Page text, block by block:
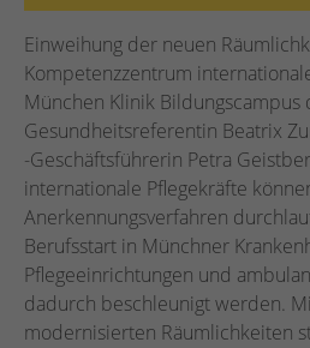
Einweihung der neuen
Kompetenzzentrum
München Klinik Bildungscampus
Gesundheitsreferentin Beatrix
-Geschäftsführerin Petra
internationale Pflegekräfte
Anerkennungsverfahren
Berufsstart in Münchner
Pflegeeinrichtungen und
dadurch beschleunigt werden.
modernisierten Räumlichkeiten